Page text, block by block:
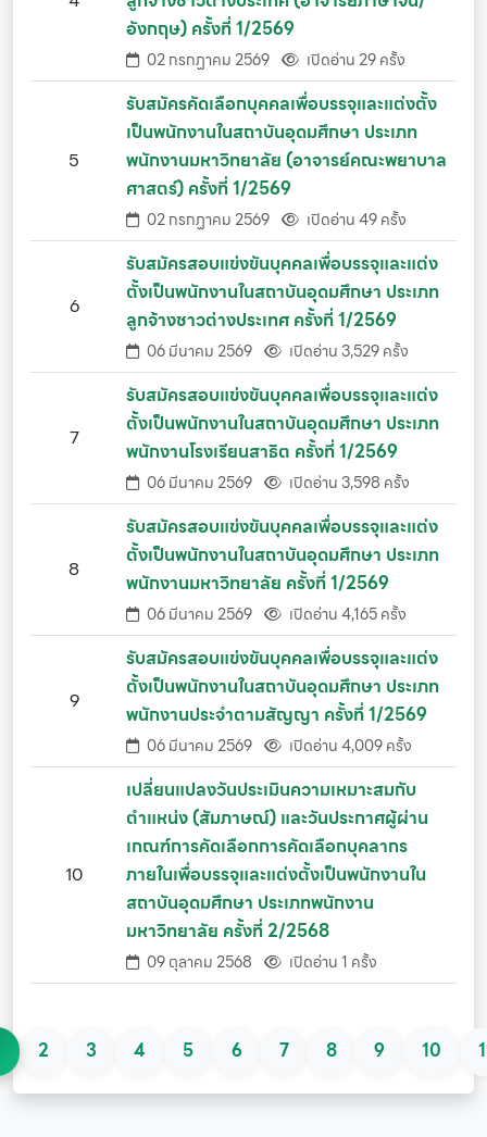
อังกฤษ) ครั้งที่ 1/2569
02 กรกฏาคม 2569 เปิดอ่าน 29 ครั้ง
5
รับสมัครคัดเลือกบุคคลเพื่อบรรจุและแต่งตั้ง
เป็นพนักงานในสถาบันอุดมศึกษา ประเภท
พนักงานมหาวิทยาลัย (อาจารย์คณะพยาบาล
ศาสตร์) ครั้งที่ 1/2569
02 กรกฏาคม 2569 เปิดอ่าน 49 ครั้ง
6
รับสมัครสอบแข่งขันบุคคลเพื่อบรรจุและแต่ง
ตั้งเป็นพนักงานในสถาบันอุดมศึกษา ประเภท
ลูกจ้างชาวต่างประเทศ ครั้งที่ 1/2569
06 มีนาคม 2569 เปิดอ่าน 3,529 ครั้ง
7
รับสมัครสอบแข่งขันบุคคลเพื่อบรรจุและแต่ง
ตั้งเป็นพนักงานในสถาบันอุดมศึกษา ประเภท
พนักงานโรงเรียนสาธิต ครั้งที่ 1/2569
06 มีนาคม 2569 เปิดอ่าน 3,598 ครั้ง
8
รับสมัครสอบแข่งขันบุคคลเพื่อบรรจุและแต่ง
ตั้งเป็นพนักงานในสถาบันอุดมศึกษา ประเภท
พนักงานมหาวิทยาลัย ครั้งที่ 1/2569
06 มีนาคม 2569 เปิดอ่าน 4,165 ครั้ง
9
รับสมัครสอบแข่งขันบุคคลเพื่อบรรจุและแต่ง
ตั้งเป็นพนักงานในสถาบันอุดมศึกษา ประเภท
พนักงานประจำตามสัญญา ครั้งที่ 1/2569
06 มีนาคม 2569 เปิดอ่าน 4,009 ครั้ง
10
เปลี่ยนแปลงวันประเมินความเหมาะสมกับ
ตำแหน่ง (สัมภาษณ์) และวันประกาศผู้ผ่าน
เกณฑ์การคัดเลือกการคัดเลือกบุคลากร
ภายในเพื่อบรรจุและแต่งตั้งเป็นพนักงานใน
สถาบันอุดมศึกษา ประเภทพนักงาน
มหาวิทยาลัย ครั้งที่ 2/2568
09 ตุลาคม 2568 เปิดอ่าน 1 ครั้ง
2 3 4 5 6 7 8 9 10